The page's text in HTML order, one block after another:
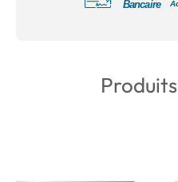
Produits